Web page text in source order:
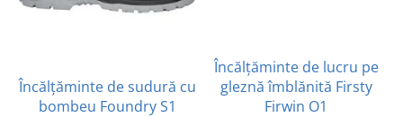
Încălțăminte de sudură cu
bombeu Foundry S1
Încălțăminte de lucru pe
gleznă îmblănită Firsty
Firwin O1